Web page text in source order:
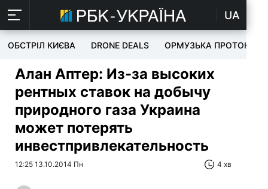
UA
ОБСТРІЛ КИЄВА DRONE DEALS ОРМУЗЬКА ПРОТОКА
Алан Аптер: Из-за высоких
рентных ставок на добычу
природного газа Украина
может потерять
инвестпривлекательность
12:25 13.10.2014 Пн 4 хв